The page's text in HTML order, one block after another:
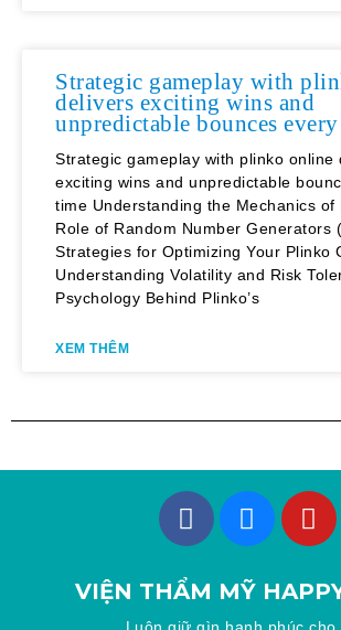
Strategic gameplay with
delivers exciting wins and
unpredictable bounces
Strategic gameplay with plinko online
exciting wins and unpredictable
time Understanding the Mechanics of
Role of Random Number Generators
Strategies for Optimizing Your Plinko
Understanding Volatility and Risk
Psychology Behind Plinko’s
XEM THÊM
VIỆN THẨM MỸ